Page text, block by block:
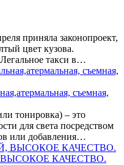
приняла законопроект,
цвет кузова.
такси в…
съемная,
тонировка) – это
для света посредством
или добавления…
КАЧЕСТВО.